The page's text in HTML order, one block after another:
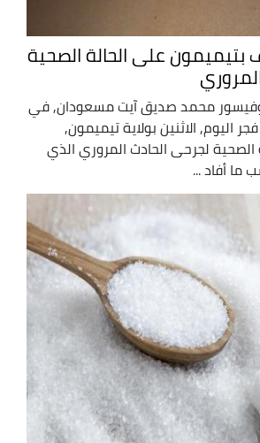
على الحالة الصحية
محمد صديق آيت مسعودان, في
اليوم, الاثنين بولاية تيميمون,
لجرحى الحادث المروري الذي
أفاد ...